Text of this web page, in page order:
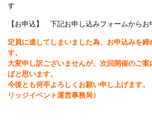
す
【お申込】 下記お申し込みフォームからお
定員に達してしまいました為、お申込みを締
す。
大変申し訳ございませんが、次回開催のご
ばと思います。
今後とも何卒よろしくお願い申し上げます
リッジイベント運営事務局）